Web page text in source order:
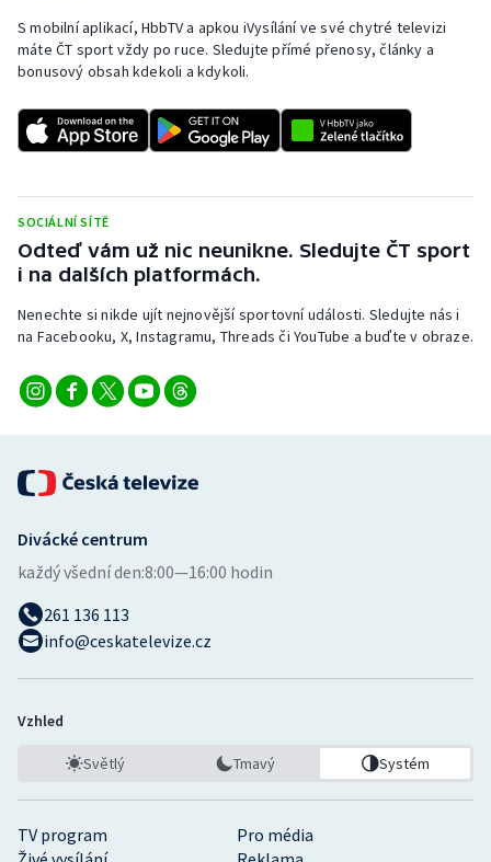
S mobilní aplikací, HbbTV a apkou iVysílání ve své chytré televizi
máte ČT sport vždy po ruce. Sledujte přímé přenosy, články a
bonusový obsah kdekoli a kdykoli.
SOCIÁLNÍ SÍTĚ
Odteď vám už nic neunikne. Sledujte ČT sport
i na dalších platformách.
Nenechte si nikde ujít nejnovější sportovní události. Sledujte nás i
na Facebooku, X, Instagramu, Threads či YouTube a buďte v obraze.
TV program
Pro média
Divácké centrum
každý všední den:8:00—16:00 hodin
261 136 113
info@ceskatelevize.cz
Vzhled
Světlý Tmavý Systém